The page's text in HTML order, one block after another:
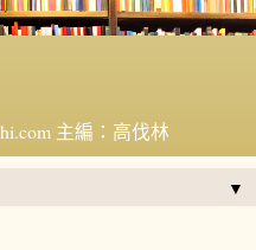
主編：高伐林
▼